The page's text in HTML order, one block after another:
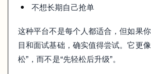
真要给一个保守建议，我宁可你在一个平台上认
不想长期自己抢单
这种平台不是每个人都适合，但如果
目和面试基础，确实值得尝试。它更
松”，而不是“先轻松后升级”。